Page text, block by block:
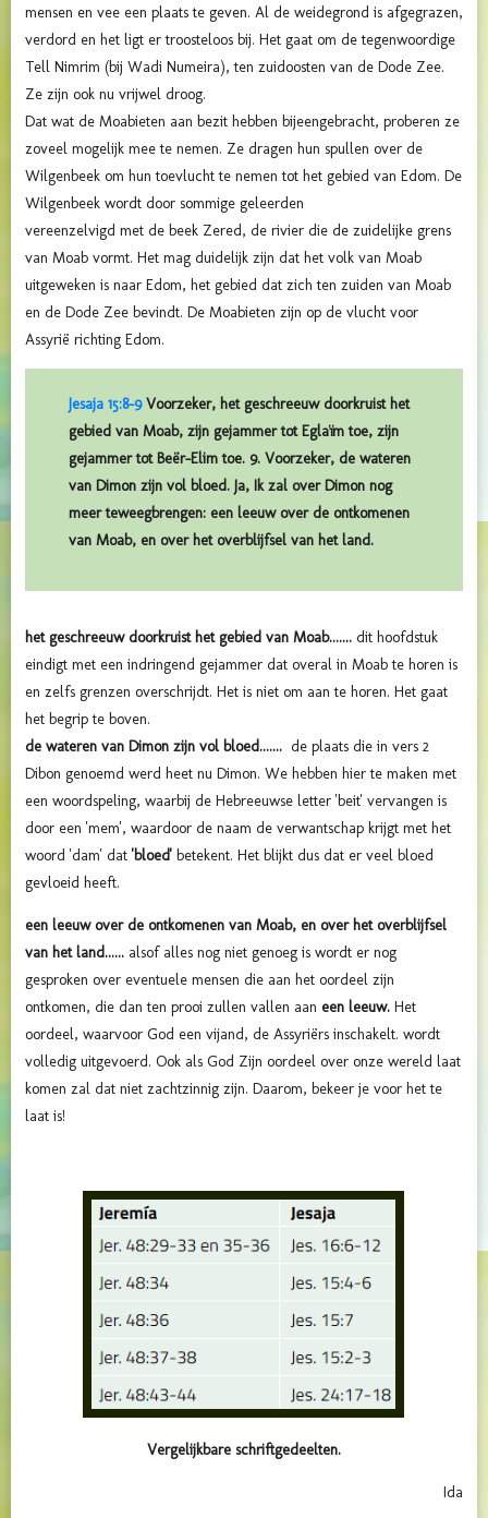
mensen en vee een plaats te geven. Al de weidegrond is afgegrazen,
verdord en het ligt er troosteloos bij. Het gaat om de tegenwoordige
Tell Nimrim (bij Wadi Numeira), ten zuidoosten van de Dode Zee.
Ze zijn ook nu vrijwel droog.
Dat wat de Moabieten aan bezit hebben bijeengebracht, proberen ze
zoveel mogelijk mee te nemen. Ze dragen hun spullen over de
Wilgenbeek om hun toevlucht te nemen tot het gebied van Edom. De
Wilgenbeek wordt door sommige geleerden
vereenzelvigd met de beek Zered, de rivier die de zuidelijke grens
van Moab vormt. Het mag duidelijk zijn dat het volk van Moab
uitgeweken is naar Edom, het gebied dat zich ten zuiden van Moab
en de Dode Zee bevindt. De Moabieten zijn op de vlucht voor
Assyrië richting Edom.
Jesaja 15:8-9Voorzeker, het geschreeuw doorkruist het
gebied van Moab, zijn gejammer tot Eglaïm toe, zijn
gejammer tot Beër-Elim toe. 9. Voorzeker, de wateren
van Dimon zijn vol bloed. Ja, Ik zal over Dimon nog
meer teweegbrengen: een leeuw over de ontkomenen
van Moab, en over het overblijfsel van het land.
het geschreeuw doorkruist het gebied van Moab....... dit hoofdstuk
eindigt met een indringend gejammer dat overal in Moab te horen is
en zelfs grenzen overschrijdt. Het is niet om aan te horen. Het gaat
het begrip te boven.
de wateren van Dimon zijn vol bloed....... de plaats die in vers 2
Dibon genoemd werd heet nu Dimon. We hebben hier te maken met
een woordspeling, waarbij de Hebreeuwse letter 'beit' vervangen is
door een 'mem', waardoor de naam de verwantschap krijgt met het
woord 'dam' dat 'bloed' betekent. Het blijkt dus dat er veel bloed
gevloeid heeft.
een leeuw over de ontkomenen van Moab, en over het overblijfsel
van het land...... alsof alles nog niet genoeg is wordt er nog
gesproken over eventuele mensen die aan het oordeel zijn
ontkomen, die dan ten prooi zullen vallen aan een leeuw. Het
oordeel, waarvoor God een vijand, de Assyriërs inschakelt. wordt
volledig uitgevoerd. Ook als God Zijn oordeel over onze wereld laat
komen zal dat niet zachtzinnig zijn. Daarom, bekeer je voor het te
laat is!
Vergelijkbare schriftgedeelten.
Ida